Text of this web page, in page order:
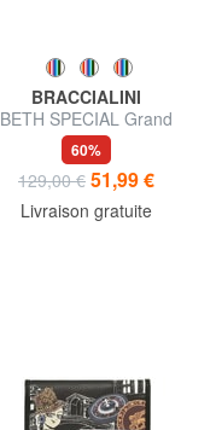
BRACCIALINI
BETH SPECIAL Grand
portefeuille zippé
60%
129,00 € 51,99 €
Livraison gratuite